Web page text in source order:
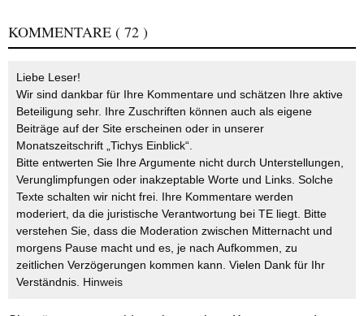
KOMMENTARE ( 72 )
Liebe Leser!
Wir sind dankbar für Ihre Kommentare und schätzen Ihre aktive
Beteiligung sehr. Ihre Zuschriften können auch als eigene
Beiträge auf der Site erscheinen oder in unserer
Monatszeitschrift „Tichys Einblick“.
Bitte entwerten Sie Ihre Argumente nicht durch Unterstellungen,
Verunglimpfungen oder inakzeptable Worte und Links. Solche
Texte schalten wir nicht frei. Ihre Kommentare werden
moderiert, da die juristische Verantwortung bei TE liegt. Bitte
verstehen Sie, dass die Moderation zwischen Mitternacht und
morgens Pause macht und es, je nach Aufkommen, zu
zeitlichen Verzögerungen kommen kann. Vielen Dank für Ihr
Verständnis. Hinweis